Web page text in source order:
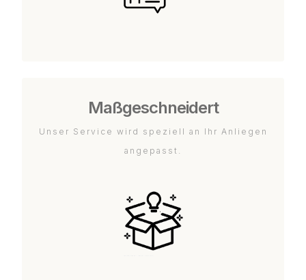
Maßgeschneidert
Unser Service wird speziell an Ihr Anliegen
angepasst.